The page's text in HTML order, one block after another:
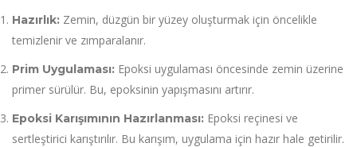
Hazırlık: Zemin, düzgün bir yüzey oluşturmak için öncelikle
temizlenir ve zımparalanır.
Prim Uygulaması: Epoksi uygulaması öncesinde zemin üzerine
primer sürülür. Bu, epoksinin yapışmasını artırır.
Epoksi Karışımının Hazırlanması: Epoksi reçinesi ve
sertleştirici karıştırılır. Bu karışım, uygulama için hazır hale getirilir.